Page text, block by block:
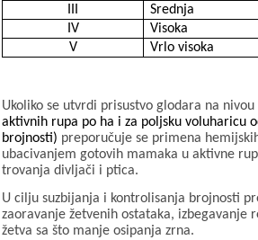
III
Srednja
IV
Visoka
V
Vrlo visoka
Ukoliko se utvrdi prisustvo glodara na nivou
aktivnih rupa po ha i za poljsku voluharicu
brojnosti) preporučuje se primena
ubacivanjem gotovih mamaka u aktivne
trovanja divljači i ptica.
U cilju suzbijanja i kontrolisanja brojnosti
zaoravanje žetvenih ostataka, izbegavanje
žetva sa što manje osipanja zrna.